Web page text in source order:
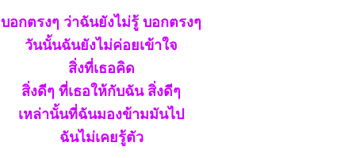
บอกตรงๆ ว่าฉันยังไม่รู้ บอกตรงๆ
วันนั้นฉันยังไม่ค่อยเข้าใจ
สิ่งที่เธอคิด
สิ่งดีๆ ที่เธอให้กับฉัน สิ่งดีๆ
เหล่านั้นที่ฉันมองข้ามมันไป
ฉันไม่เคยรู้ตัว